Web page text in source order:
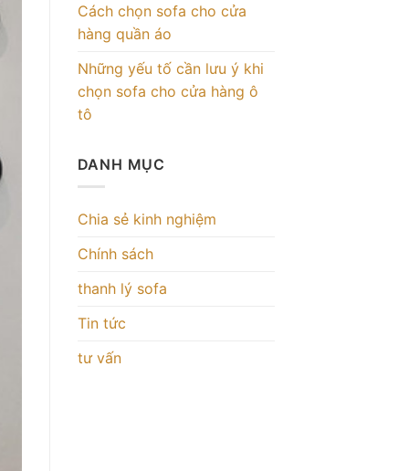
Cách chọn sofa cho cửa
hàng quần áo
Những yếu tố cần lưu ý khi
chọn sofa cho cửa hàng ô
tô
DANH MỤC
Chia sẻ kinh nghiệm
Chính sách
thanh lý sofa
Tin tức
tư vấn